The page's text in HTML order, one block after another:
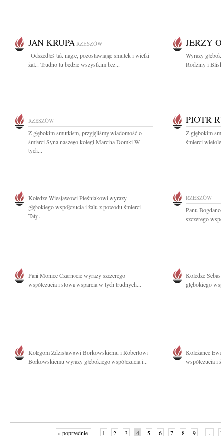
JAN KRUPA RZESZÓW
"Odszedłeś tak nagle, pozostawiając smutek i wielki
żal... Trudno tu będzie wszystkim bez...
JERZY
Wyrazy
Rodziny i
RZESZÓW
Z głębokim smutkiem, przyjęliśmy wiadomość o
śmierci Syna naszego kolegi Marcina Domki W
tych...
PIOTR
Z głębokim
śmierci
Koledze Wiesławowi Pleśniakowi wyrazy
głębokiego współczucia i żalu z powodu śmierci
Taty...
RZESZÓW
Panu
szczerego
Pani Monice Czarnocie wyrazy szczerego
współczucia i słowa wsparcia w tych trudnych...
Koledze
głębokiego
Kolegom Zdzisławowi Borkowskiemu i Robertowi
Borkowskiemu wyrazy głębokiego współczucia i...
Koleżance
współczucia i
« poprzednie 1 2 3 4 5 6 7 8 9 ...